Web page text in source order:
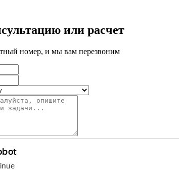
или расчет
номер, и мы вам перезвоним